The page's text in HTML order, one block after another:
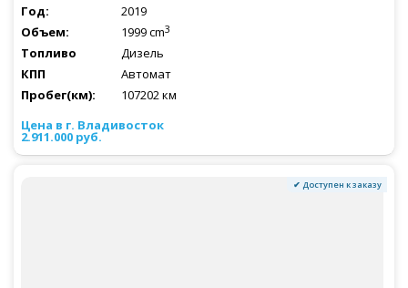
2019
1999 cm3
Дизель
Автомат
107202 км
2.911.000 руб.
✔ Доступен к заказу